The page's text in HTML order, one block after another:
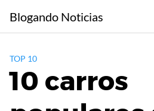
content
Blogando Noticias
TOP 10
10 carros